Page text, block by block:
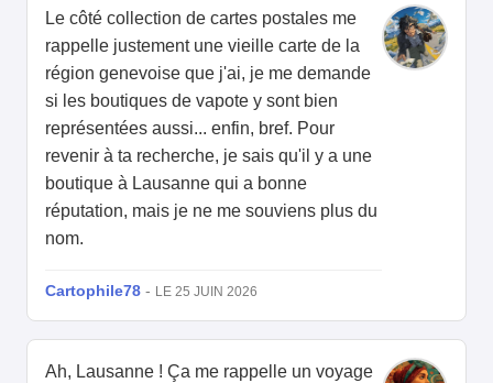
Le côté collection de cartes postales me
rappelle justement une vieille carte de la
région genevoise que j'ai, je me demande
si les boutiques de vapote y sont bien
représentées aussi... enfin, bref. Pour
revenir à ta recherche, je sais qu'il y a une
boutique à Lausanne qui a bonne
réputation, mais je ne me souviens plus du
nom.
Cartophile78 - LE 25 JUIN 2026
Ah, Lausanne ! Ça me rappelle un voyage